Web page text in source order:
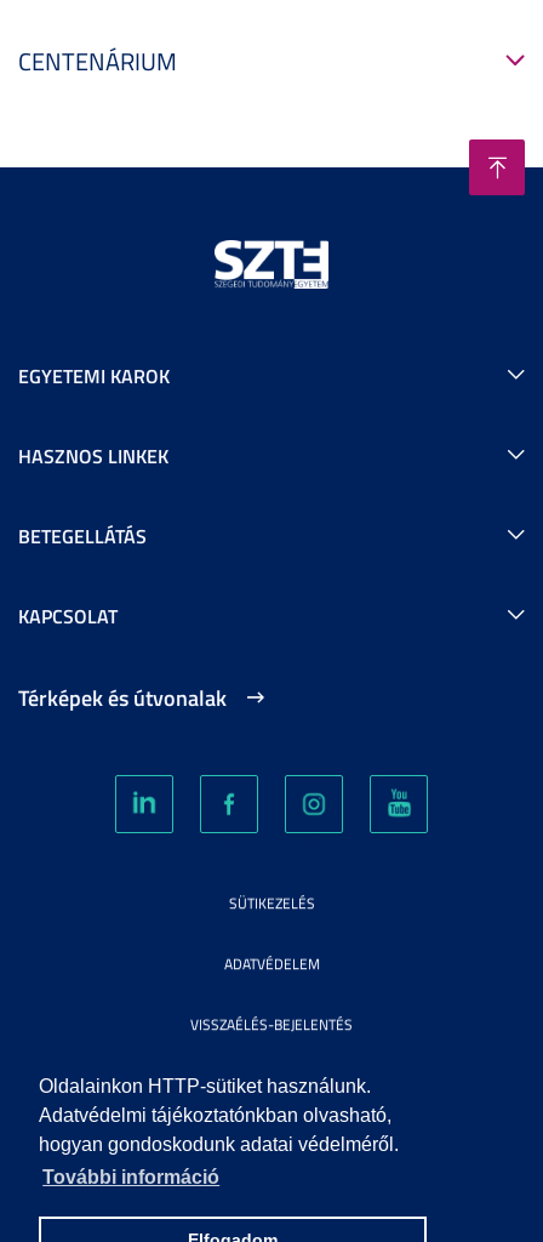
Oldalainkon HTTP-sütiket használunk.
Adatvédelmi tájékoztatónkban olvasható,
hogyan gondoskodunk adatai védelméről.
További információ
CENTENÁRIUM
EGYETEMI KAROK
HASZNOS LINKEK
BETEGELLÁTÁS
KAPCSOLAT
Térképek és útvonalak
SÜTIKEZELÉS
ADATVÉDELEM
VISSZAÉLÉS-BEJELENTÉS
KÖZÉRDEKŰ ADATOK
IMPRESSZUM